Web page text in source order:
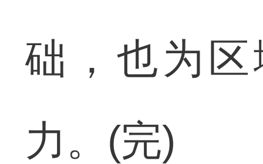
础，也为
力。(完)